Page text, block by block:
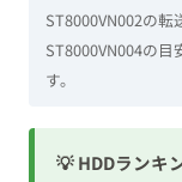
ST8000VN002の
ST8000VN004の
す。
💡 HDDランキ